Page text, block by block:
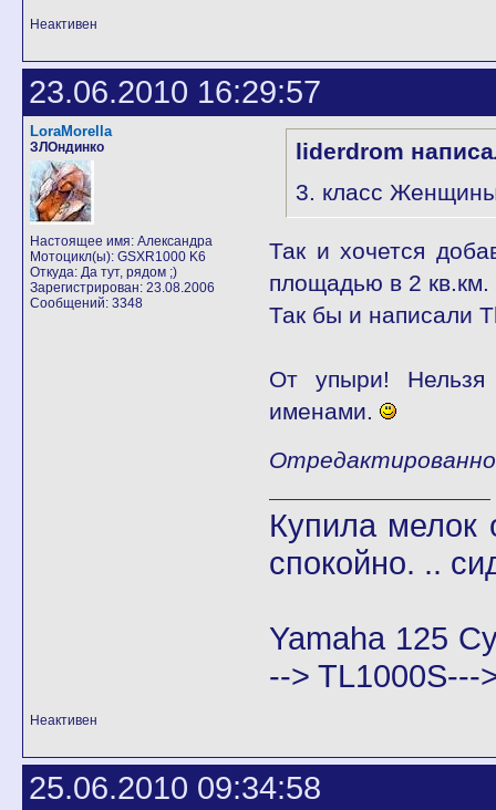
Неактивен
23.06.2010 16:29:57
LoraMorella
ЗЛОндинко
Настоящее имя: Александра
Мотоцикл(ы): GSXR1000 K6
Откуда: Да тут, рядом ;)
Зарегистрирован: 23.08.2006
Сообщений: 3348
liderdrom
3. класс
Так и хочется
площадью в 2 кв.км.
Так бы и написали
От упыри!
именами.
Купила мелок
спокойно. ..
Yamaha 125
--> TL1000S---
Неактивен
25.06.2010 09:34:58